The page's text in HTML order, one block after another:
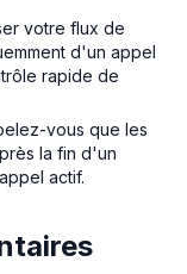
votre flux de
d'un appel
rapide de
vous que les
la fin d'un
actif.